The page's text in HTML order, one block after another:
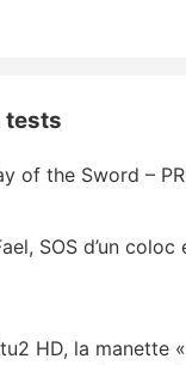
tests
of the Sword –
SOS d’un coloc
HD, la manette